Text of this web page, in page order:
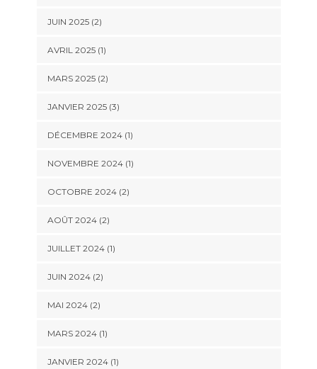
JUIN 2025(2)
AVRIL 2025(1)
MARS 2025(2)
JANVIER 2025(3)
DÉCEMBRE 2024(1)
NOVEMBRE 2024(1)
OCTOBRE 2024(2)
AOÛT 2024(2)
JUILLET 2024(1)
JUIN 2024(2)
MAI 2024(2)
MARS 2024(1)
JANVIER 2024(1)